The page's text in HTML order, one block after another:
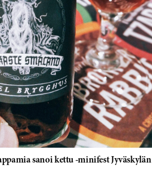
sanoi kettu -minifest Jyväskylän